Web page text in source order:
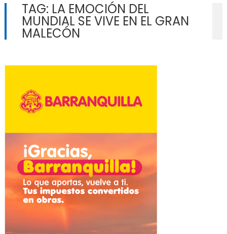
TAG: LA EMOCIÓN DEL
MUNDIAL SE VIVE EN EL GRAN
MALECÓN